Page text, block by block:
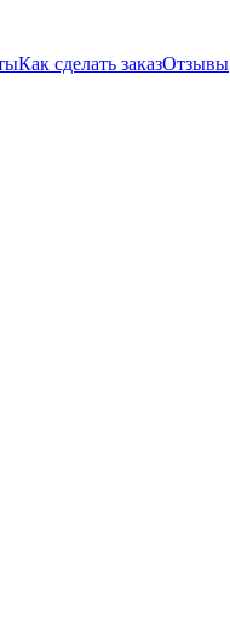
Как сделать заказОтзывы